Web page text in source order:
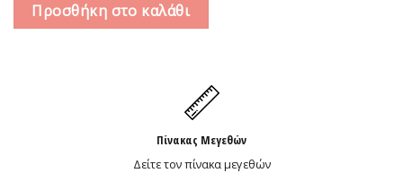
Προσθήκη στο καλάθι
Πίνακας Μεγεθών
Δείτε τον πίνακα μεγεθών